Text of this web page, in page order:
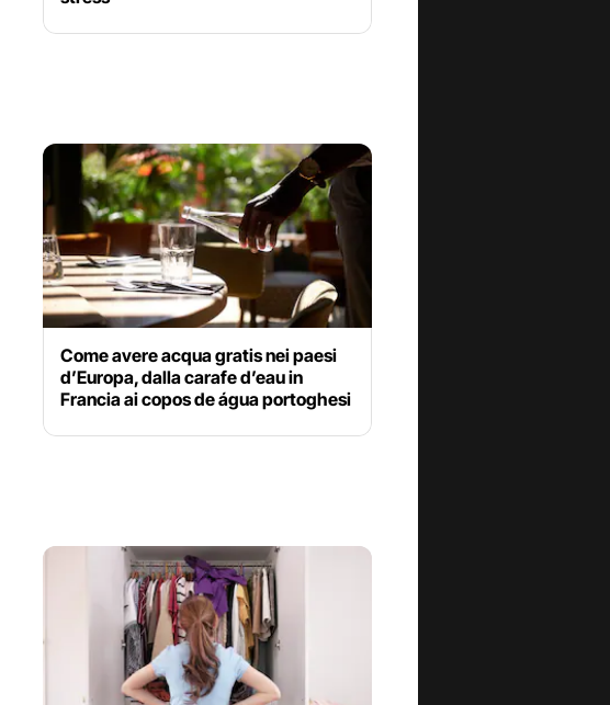
Come avere acqua gratis nei paesi
d’Europa, dalla carafe d’eau in
Francia ai copos de água portoghesi